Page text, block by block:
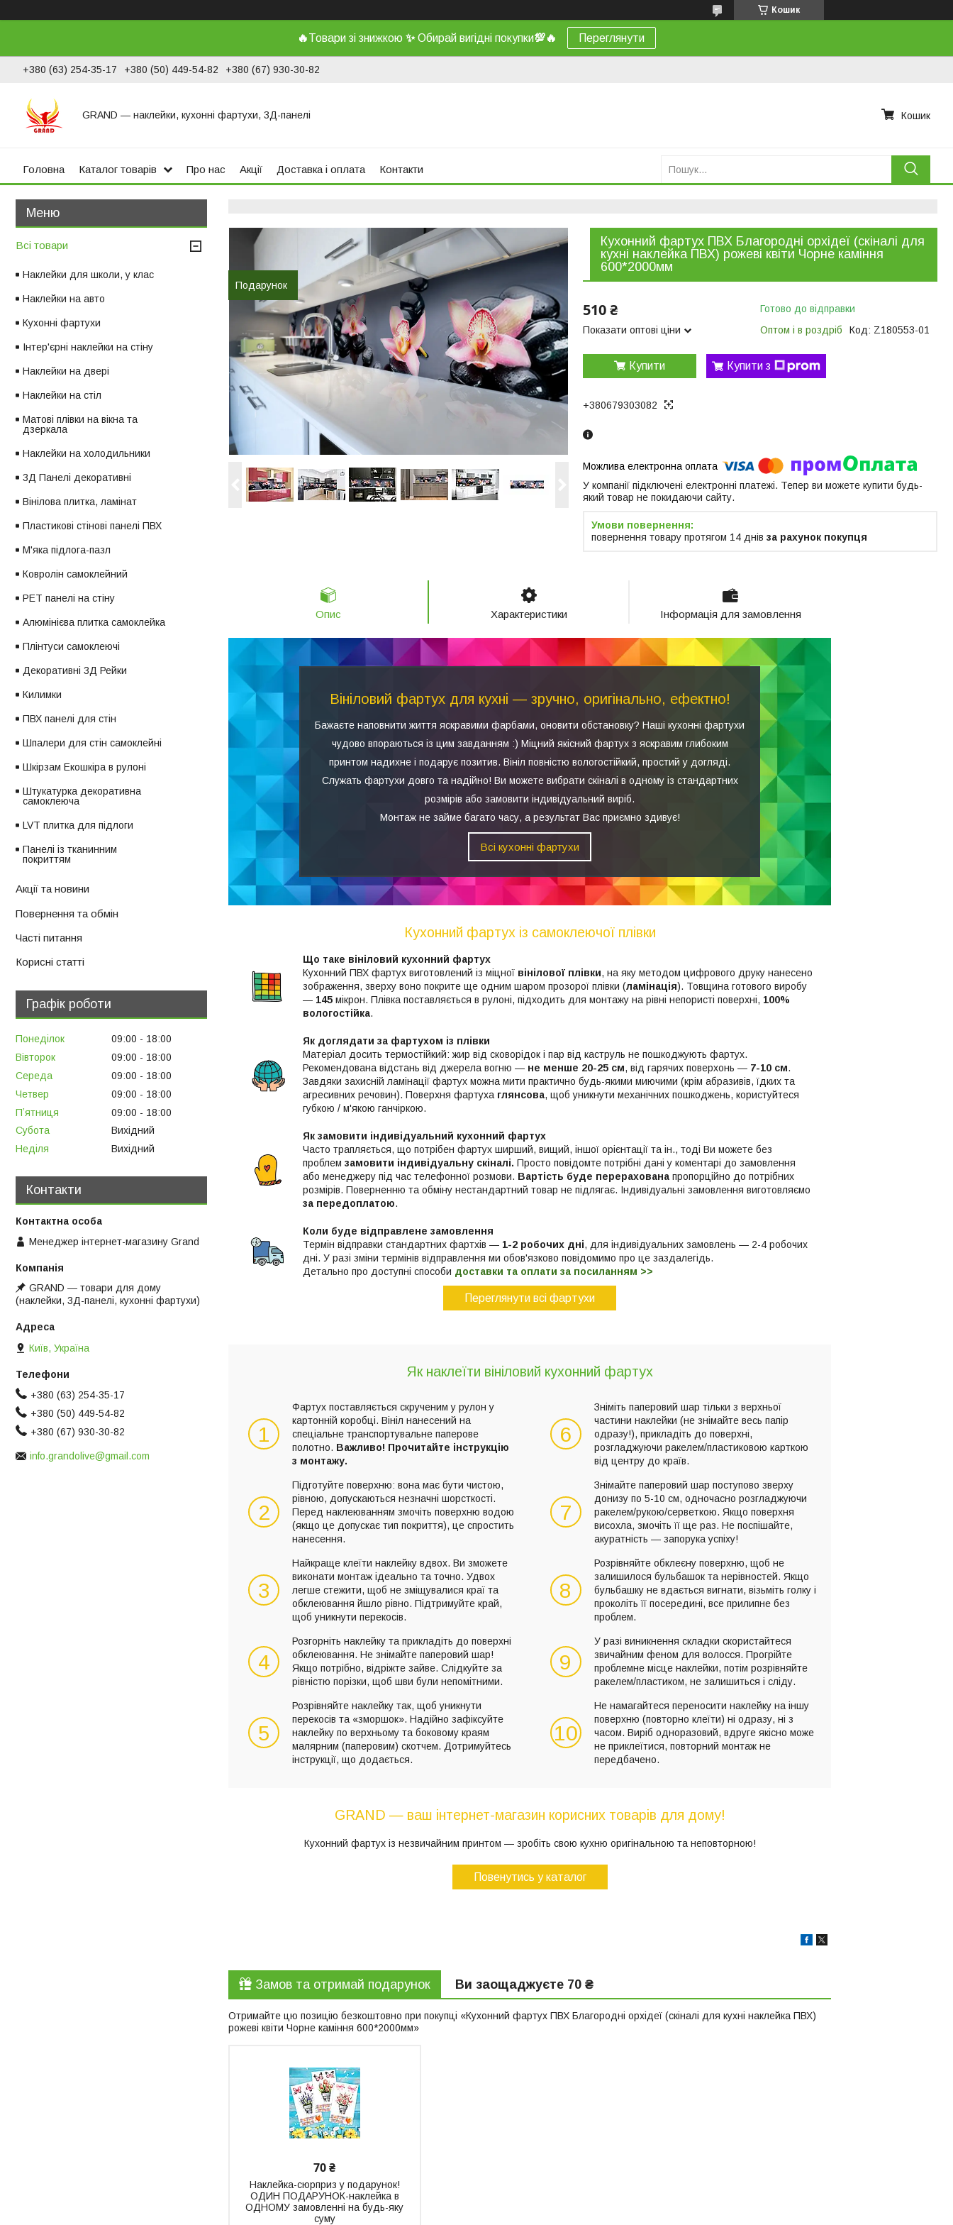
Кошик
🔥Товари зі знижкою ✨Обирай вигідні покупки💯🔥 Переглянути
+380 (63) 254-35-17 +380 (50) 449-54-82 +380 (67) 930-30-82
GRAND ― наклейки, кухонні фартухи, 3Д-панелі Кошик
Головна Каталог товарів Про нас Акції Доставка і оплата Контакти
Подарунок
Кухонний фартух ПВХ Благородні орхідеї (скіналі для
кухні наклейка ПВХ) рожеві квіти Чорне каміння
600*2000мм
510 ₴
Показати оптові ціни
Готово до відправки
Оптом і в роздріб
Код: Z180553-01
Купити Купити з
+380679303082
У компанії підключені електронні платежі. Тепер ви можете купити будь-
який товар не покидаючи сайту.
повернення товару протягом 14 днів за рахунок покупця
Опис Характеристики Інформація для замовлення
Вініловий фартух для кухні — зручно, оригінально, ефектно!
Бажаєте наповнити життя яскравими фарбами, оновити обстановку? Наші кухонні фартухи
чудово впораються із цим завданням :) Міцний якісний фартух з яскравим глибоким
принтом надихне і подарує позитив. Вініл повністю вологостійкий, простий у догляді.
Служать фартухи довго та надійно! Ви можете вибрати скіналі в одному із стандартних
розмірів або замовити індивідуальний виріб.
Монтаж не займе багато часу, а результат Вас приємно здивує!
Всі кухонні фартухи
Кухонний фартух із самоклеючої плівки
Що таке вініловий кухонний фартух
Кухонний ПВХ фартух виготовлений із міцної вінілової плівки, на яку методом цифрового друку нанесено
зображення, зверху воно покрите ще одним шаром прозорої плівки (ламінація). Товщина готового виробу
— 145 мікрон. Плівка поставляється в рулоні, підходить для монтажу на рівні непористі поверхні, 100%
вологостійка.
Як доглядати за фартухом із плівки
Матеріал досить термостійкий: жир від сковорідок і пар від каструль не пошкоджують фартух.
Рекомендована відстань від джерела вогню — не менше 20-25 см, від гарячих поверхонь — 7-10 см.
Завдяки захисній ламінації фартух можна мити практично будь-якими миючими (крім абразивів, їдких та
агресивних речовин). Поверхня фартуха глянсова, щоб уникнути механічних пошкоджень, користуйтеся
губкою / м'якою ганчіркою.
Як замовити індивідуальний кухонний фартух
Часто трапляється, що потрібен фартух ширший, вищий, іншої орієнтації та ін., тоді Ви можете без
проблем замовити індивідуальну скіналі. Просто повідомте потрібні дані у коментарі до замовлення
або менеджеру під час телефонної розмови. Вартість буде перерахована пропорційно до потрібних
розмірів. Поверненню та обміну нестандартний товар не підлягає. Індивідуальні замовлення виготовляємо
за передоплатою.
Коли буде відправлене замовлення
Термін відправки стандартних фартхів — 1-2 робочих дні, для індивідуальних замовлень — 2-4 робочих
дні. У разі зміни термінів відправлення ми обов'язково повідомимо про це заздалегідь.
Детально про доступні способи доставки та оплати за посиланням >>
Переглянути всі фартухи
Як наклеїти вініловий кухонний фартух
1
Фартух поставляється скрученим у рулон у
картонній коробці. Вініл нанесений на
спеціальне транспортувальне паперове
полотно. Важливо! Прочитайте інструкцію
з монтажу.
2
Підготуйте поверхню: вона має бути чистою,
рівною, допускаються незначні шорсткості.
Перед наклеюванням змочіть поверхню водою
(якщо це допускає тип покриття), це спростить
нанесення.
3
Найкраще клеїти наклейку вдвох. Ви зможете
виконати монтаж ідеально та точно. Удвох
легше стежити, щоб не зміщувалися краї та
обклеювання йшло рівно. Підтримуйте край,
щоб уникнути перекосів.
4
Розгорніть наклейку та прикладіть до поверхні
обклеювання. Не знімайте паперовий шар!
Якщо потрібно, відріжте зайве. Слідкуйте за
рівністю порізки, щоб шви були непомітними.
5
Розрівняйте наклейку так, щоб уникнути
перекосів та «зморшок». Надійно зафіксуйте
наклейку по верхньому та боковому краям
малярним (паперовим) скотчем. Дотримуйтесь
інструкції, що додається.
6
Зніміть паперовий шар тільки з верхньої
частини наклейки (не знімайте весь папір
одразу!), прикладіть до поверхні,
розгладжуючи ракелем/пластиковою карткою
від центру до країв.
7
Знімайте паперовий шар поступово зверху
донизу по 5-10 см, одночасно розгладжуючи
ракелем/рукою/серветкою. Якщо поверхня
висохла, змочіть її ще раз. Не поспішайте,
акуратність — запорука успіху!
8
Розрівняйте обклеєну поверхню, щоб не
залишилося бульбашок та нерівностей. Якщо
бульбашку не вдається вигнати, візьміть голку і
проколіть її посередині, все прилипне без
проблем.
9
У разі виникнення складки скористайтеся
звичайним феном для волосся. Прогрійте
проблемне місце наклейки, потім розрівняйте
ракелем/пластиком, не залишиться і сліду.
10
Не намагайтеся переносити наклейку на іншу
поверхню (повторно клеїти) ні одразу, ні з
часом. Виріб одноразовий, вдруге якісно може
не приклеїтися, повторний монтаж не
передбачено.
GRAND — ваш інтернет-магазин корисних товарів для дому!
Кухонний фартух із незвичайним принтом — зробіть свою кухню оригінальною та неповторною!
Повенутись у каталог
Замов та отримай подарунок Ви заощаджуєте 70 ₴
Отримайте цю позицію безкоштовно при покупці «Кухонний фартух ПВХ Благородні орхідеї (скіналі для кухні наклейка ПВХ)
рожеві квіти Чорне каміння 600*2000мм»
70 ₴
Наклейка-сюрприз у подарунок!
ОДИН ПОДАРУНОК-наклейка в
ОДНОМУ замовленні на будь-яку
суму
Всі товари
Наклейки для школи, у клас
Наклейки на авто
Кухонні фартухи
Інтер'єрні наклейки на стіну
Наклейки на двері
Наклейки на стіл
Матові плівки на вікна та
дзеркала
Наклейки на холодильники
3Д Панелі декоративні
Вінілова плитка, ламінат
Пластикові стінові панелі ПВХ
М'яка підлога-пазл
Ковролін самоклейний
PET панелі на стіну
Алюмінієва плитка самоклейка
Плінтуси самоклеючі
Декоративні 3Д Рейки
Килимки
ПВХ панелі для стін
Шпалери для стін самоклейні
Шкірзам Екошкіра в рулоні
Штукатурка декоративна
самоклеюча
LVT плитка для підлоги
Панелі із тканинним
покриттям
Акції та новини
Повернення та обмін
Часті питання
Корисні статті
Графік роботи
Понеділок 09:00
18:00
Вівторок
09:00
18:00
Середа
09:00
18:00
Четвер
09:00
18:00
Пʼятниця
09:00
18:00
Субота
Вихідний
Неділя
Вихідний
Контакти
Менеджер інтернет-магазину Grand
GRAND ― товари для дому
(наклейки, 3Д-панелі, кухонні фартухи)
Київ, Україна
+380 (63) 254-35-17
+380 (50) 449-54-82
+380 (67) 930-30-82
info.grandolive@gmail.com